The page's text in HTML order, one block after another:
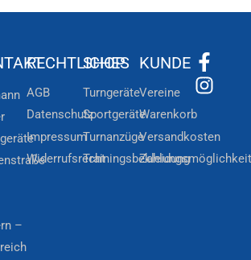
–
RECHTLICHES
AGB
Datenschutz
Impressum
Widerrufsrecht
SHOP
Turngeräte
Sportgeräte
Turnanzüge
Trainingsbekleidung
KUNDE
Vereine
Warenkorb
Versandkosten